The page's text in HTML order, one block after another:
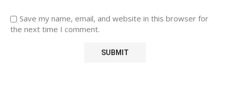
Save my name, email, and website in this browser for
the next time I comment.